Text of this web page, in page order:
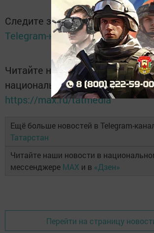
Следите за самым важным и
Telegram-каналеТатмедиа
Читайте новости Татарстана в
национальном мессенджере
https://max.ru/tatmedia
Ещё больше новостей в Telegram-
Татарстан
Читайте наши новости в
мессенджере MAX и в «Дзен»
Перейти на страницу